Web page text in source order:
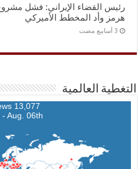
رئيس القضاء الإيراني: فشل
هرمز وأد المخطط الأميركي
التغطية العالمية
13,077 Pageviews
Aug. 06th